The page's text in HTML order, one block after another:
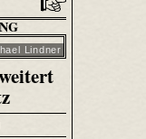
Lindner